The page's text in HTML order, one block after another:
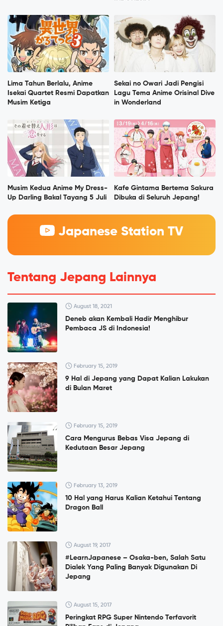
Lima Tahun Berlalu, Anime
Isekai Quartet Resmi Dapatkan
Musim Ketiga
Sekai no Owari Jadi Pengisi
Lagu Tema Anime Orisinal Dive
in Wonderland
Musim Kedua Anime My Dress-
Up Darling Bakal Tayang 5 Juli
Kafe Gintama Bertema Sakura
Dibuka di Seluruh Jepang!
Japanese Station TV
Tentang Jepang Lainnya
August 18, 2021
Deneb akan Kembali Hadir Menghibur
Pembaca JS di Indonesia!
February 15, 2019
9 Hal di Jepang yang Dapat Kalian Lakukan
di Bulan Maret
February 15, 2019
Cara Mengurus Bebas Visa Jepang di
Kedutaan Besar Jepang
February 13, 2019
10 Hal yang Harus Kalian Ketahui Tentang
Dragon Ball
August 19, 2017
#LearnJapanese – Osaka-ben, Salah Satu
Dialek Yang Paling Banyak Digunakan Di
Jepang
August 15, 2017
Peringkat RPG Super Nintendo Terfavorit